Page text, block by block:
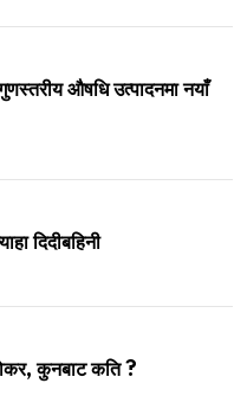
औषधि उत्पादनमा नयाँ
दिदीबहिनी
कुनबाट कति ?